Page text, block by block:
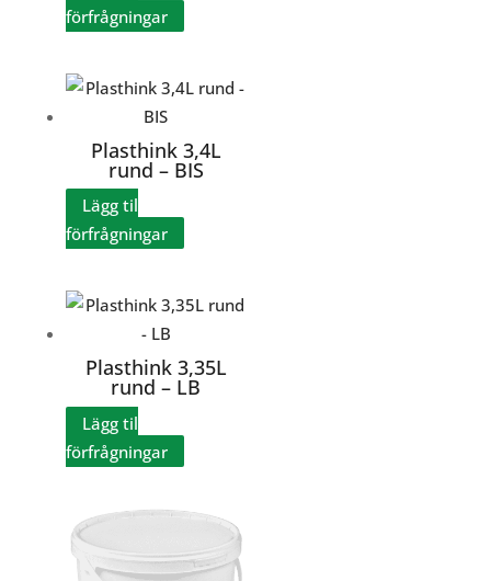
förfrågningar
Plasthink 3,4L
rund – BIS
Lägg til
förfrågningar
Plasthink 3,35L
rund – LB
Lägg til
förfrågningar